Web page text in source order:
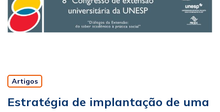
Artigos
Estratégia de implantação de uma